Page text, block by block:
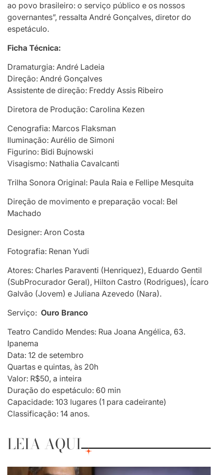
ao povo brasileiro: o serviço público e os nossos
governantes”, ressalta André Gonçalves, diretor do
espetáculo.
Ficha Técnica:
Dramaturgia: André Ladeia
Direção: André Gonçalves
Assistente de direção: Freddy Assis Ribeiro
Diretora de Produção: Carolina Kezen
Cenografia: Marcos Flaksman
Iluminação: Aurélio de Simoni
Figurino: Bidi Bujnowski
Visagismo: Nathalia Cavalcanti
Trilha Sonora Original: Paula Raia e Fellipe Mesquita
Direção de movimento e preparação vocal: Bel
Machado
Designer: Aron Costa
Fotografia: Renan Yudi
Atores: Charles Paraventi (Henriquez), Eduardo Gentil
(SubProcurador Geral), Hilton Castro (Rodrigues), Ícaro
Galvão (Jovem) e Juliana Azevedo (Nara).
Serviço: Ouro Branco
Teatro Candido Mendes: Rua Joana Angélica, 63.
Ipanema
Data: 12 de setembro
Quartas e quintas, às 20h
Valor: R$50, a inteira
Duração do espetáculo: 60 min
Capacidade: 103 lugares (1 para cadeirante)
Classificação: 14 anos.
LEIA AQUI